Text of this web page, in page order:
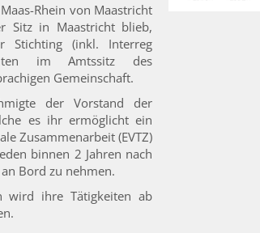
Rhein von Maastricht
Sitz in Maastricht blieb,
Stichting (inkl. Interreg
im Amtssitz des
Gemeinschaft.
der Vorstand der
es ihr ermöglicht ein
Zusammenarbeit (EVTZ)
binnen 2 Jahren nach
Bord zu nehmen.
wird ihre Tätigkeiten ab